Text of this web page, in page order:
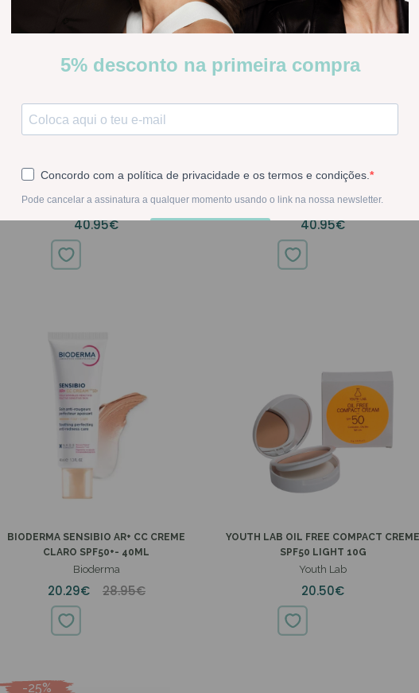
SENSILIS BONBON CREME BLUSH STICK
03 BERRY 6,5GR
Sensilis
SENSILIS BONBON CREME BLUSH STICK
02 STRAWBERRY 6,5 GR
Sensilis
CLARO SPF50+- 40ML
Bioderma
20.29€
YOUTH LAB OIL FREE COMPACT CREME
SPF50 LIGHT 10G
Youth Lab